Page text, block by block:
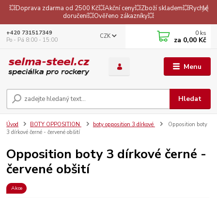
💥Doprava zdarma od 2500 Kč💥Akční ceny💥Zboží skladem💥Rychlé
doručení💥Ověřeno zákazníky💥
Menu
CZK
Hledat
+420 731517349
Po - Pá 8:00 - 15:00
0 ks
za 0,00 Kč
Úvod BOTY OPPOSITION boty opposition 3 dírkové
Opposition boty
3 dírkové černé - červené obšití
Opposition boty 3 dírkové černé -
červené obšití
Akce